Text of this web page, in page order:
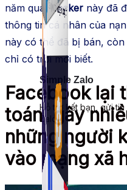
Simple Zalo
Hỗ trợ kết bạn, gửi
Zalo.
năm qua, hacker này đã
thông tin cá nhân của
này có thể đã bị bán,
chỉ có trời mới biết.
Facebook lại
toán, gây
những người
vào mạng xã